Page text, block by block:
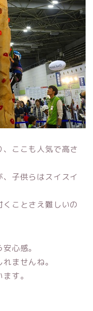
ここも人気で高さ
子供らはスイスイ
ことさえ難しいの
心感。
ませんね。
す。